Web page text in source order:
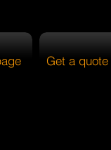
Get a quote